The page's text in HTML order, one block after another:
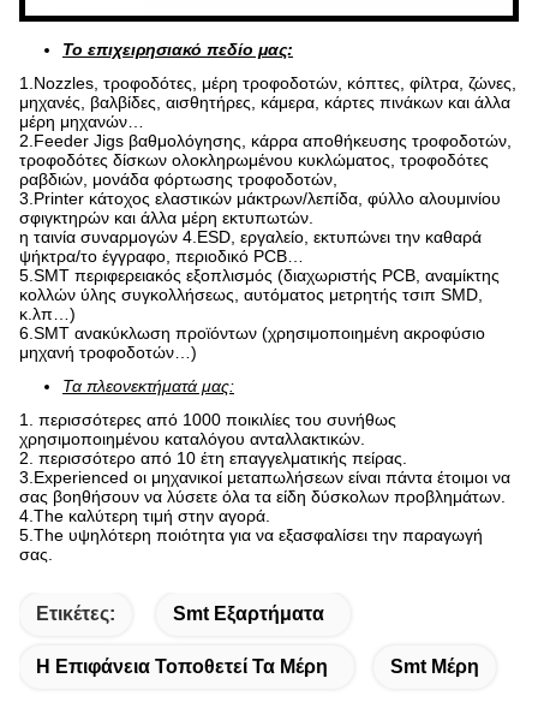
Το επιχειρησιακό πεδίο μας:
1.Nozzles, τροφοδότες, μέρη τροφοδοτών, κόπτες, φίλτρα, ζώνες,
μηχανές, βαλβίδες, αισθητήρες, κάμερα, κάρτες πινάκων και άλλα
μέρη μηχανών…
2.Feeder Jigs βαθμολόγησης, κάρρα αποθήκευσης τροφοδοτών,
τροφοδότες δίσκων ολοκληρωμένου κυκλώματος, τροφοδότες
ραβδιών, μονάδα φόρτωσης τροφοδοτών,
3.Printer κάτοχος ελαστικών μάκτρων/λεπίδα, φύλλο αλουμινίου
σφιγκτηρών και άλλα μέρη εκτυπωτών.
η ταινία συναρμογών 4.ESD, εργαλείο, εκτυπώνει την καθαρά
ψήκτρα/το έγγραφο, περιοδικό PCB…
5.SMT περιφερειακός εξοπλισμός (διαχωριστής PCB, αναμίκτης
κολλών ύλης συγκολλήσεως, αυτόματος μετρητής τσιπ SMD,
κ.λπ…)
6.SMT ανακύκλωση προϊόντων (χρησιμοποιημένη ακροφύσιο
μηχανή τροφοδοτών…)
Τα πλεονεκτήματά μας:
1. περισσότερες από 1000 ποικιλίες του συνήθως
χρησιμοποιημένου καταλόγου ανταλλακτικών.
2. περισσότερο από 10 έτη επαγγελματικής πείρας.
3.Experienced οι μηχανικοί μεταπωλήσεων είναι πάντα έτοιμοι να
σας βοηθήσουν να λύσετε όλα τα είδη δύσκολων προβλημάτων.
4.The καλύτερη τιμή στην αγορά.
5.The υψηλότερη ποιότητα για να εξασφαλίσει την παραγωγή
σας.
Ετικέτες: Smt Εξαρτήματα
Η Επιφάνεια Τοποθετεί Τα Μέρη Smt Μέρη